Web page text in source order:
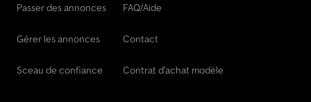
Passer des annonces
Gérer les annonces
Sceau de confiance
FAQ/Aide
Contact
Contrat d'achat modèle